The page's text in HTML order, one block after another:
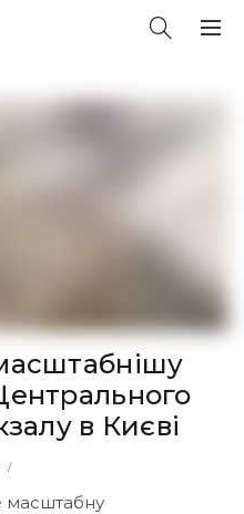
в Києві
масштабну